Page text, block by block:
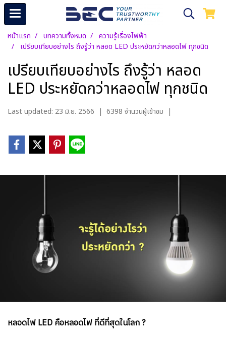
หน้าแรก บทความทั้งหมด
ความรู้เรื่องไฟฟ้า
เปรียบเทียบอย่างไร ถึงรู้ว่า หลอด LED ประหยัดกว่าหลอดไฟ ทุกชนิด
เปรียบเทียบอย่างไร ถึงรู้ว่า หลอด
LED ประหยัดกว่าหลอดไฟ ทุกชนิด
Last updated: 23 มิ.ย. 2566 | 6398 จำนวนผู้เข้าชม |
หลอดไฟ LED คือหลอดไฟ ที่ดีที่สุดในโลก ?